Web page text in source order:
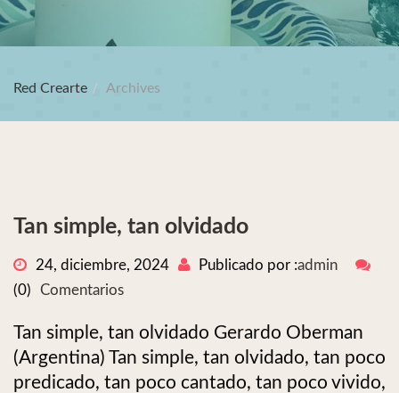
Red Crearte Archives
Tan simple, tan olvidado
24, diciembre, 2024 Publicado por :admin
(0)
Comentarios
Tan simple, tan olvidado Gerardo Oberman
(Argentina) Tan simple, tan olvidado, tan poco
predicado, tan poco cantado, tan poco vivido,